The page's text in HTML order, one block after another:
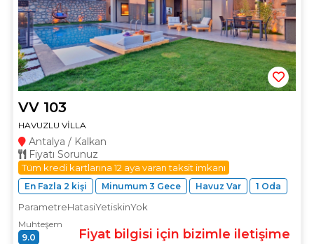
VV 103
HAVUZLU VİLLA
Antalya / Kalkan
Fiyatı Sorunuz
Tüm kredi kartlarına 12 aya varan taksit imkanı
En Fazla 2 kişi Minumum 3 Gece Havuz Var 1 Oda
ParametreHatasiYetiskinYok
Muhteşem
9.0
Fiyat bilgisi için bizimle iletişime